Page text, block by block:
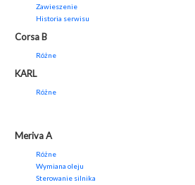
Zawieszenie
Historia serwisu
Corsa B
Różne
KARL
Różne
Meriva A
Różne
Wymiana oleju
Sterowanie silnika